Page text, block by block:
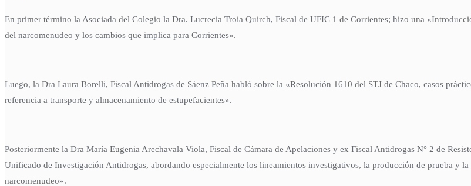
En primer término la Asociada del Colegio la Dra. Lucrecia Troia Quirch, Fiscal de UFIC 1 de Corrientes; hizo una
del narcomenudeo y los cambios que implica para Corrientes».
Luego, la Dra Laura Borelli, Fiscal Antidrogas de Sáenz Peña habló sobre la «Resolución 1610 del STJ de Chaco, casos
referencia a transporte y almacenamiento de estupefacientes».
Posteriormente la Dra María Eugenia Arechavala Viola, Fiscal de Cámara de Apelaciones y ex Fiscal Antidrogas N° 2 de
Unificado de Investigación Antidrogas, abordando especialmente los lineamientos investigativos, la producción de prueba y la
narcomenudeo».